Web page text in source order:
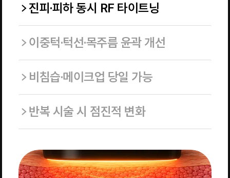
진피·피하 동시 RF 타이트닝
이중턱·턱선·목주름 윤곽 개선
비침습·메이크업 당일 가능
반복 시술 시 점진적 변화